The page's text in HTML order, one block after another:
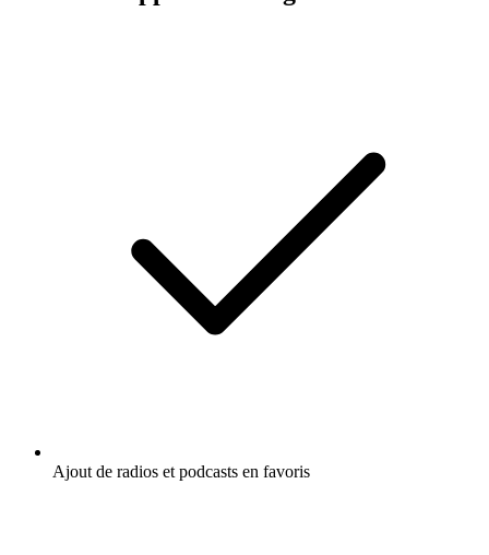
Ajout de radios et podcasts en favoris